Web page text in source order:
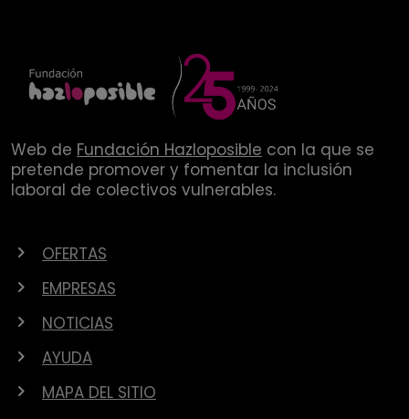
Web de Fundación Hazloposible con la que se
pretende promover y fomentar la inclusión
laboral de colectivos vulnerables.
OFERTAS
EMPRESAS
NOTICIAS
AYUDA
MAPA DEL SITIO